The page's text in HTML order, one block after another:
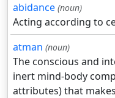
abidance (noun)
Acting according to
atman (noun)
The conscious and
inert mind-body
attributes) that